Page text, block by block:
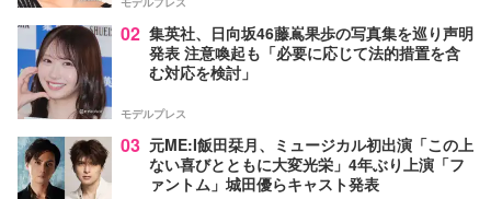
02 集英社、日向坂46藤嶌果歩の写真集を巡り声明
発表 注意喚起も「必要に応じて法的措置を含
む対応を検討」
モデルプレス
03 元ME:I飯田栞月、ミュージカル初出演「この上
ない喜びとともに大変光栄」4年ぶり上演「フ
ァントム」城田優らキャスト発表